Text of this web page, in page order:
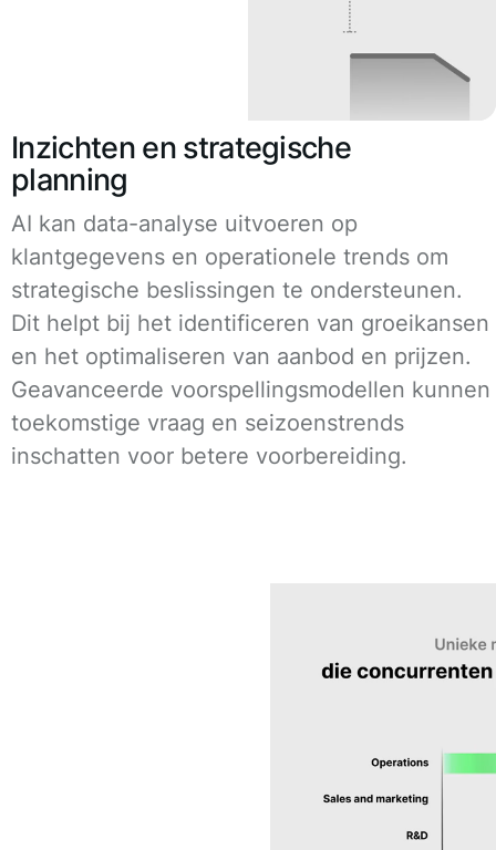
Inzichten en strategische
planning
AI kan data-analyse uitvoeren op
klantgegevens en operationele trends om
strategische beslissingen te ondersteunen.
Dit helpt bij het identificeren van groeikansen
en het optimaliseren van aanbod en prijzen.
Geavanceerde voorspellingsmodellen kunnen
toekomstige vraag en seizoenstrends
inschatten voor betere voorbereiding.